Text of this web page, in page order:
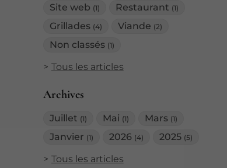
Site web (1) Restaurant (1)
Grillades (4) Viande (2)
Non classés (1)
Tous les articles
Archives
Juillet (1) Mai (1) Mars (1)
Janvier (1) 2026 (4) 2025 (5)
Tous les articles